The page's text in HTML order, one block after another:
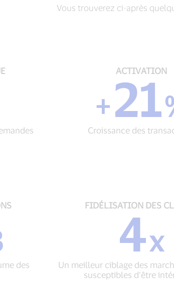
Vous trouverez ci-après
21
des
ACTIVATION
+21
Croissance des
des
x
Un
meilleur
ciblage
FIDÉLISATION DES
4x
Un meilleur ciblage des
susceptibles d’être